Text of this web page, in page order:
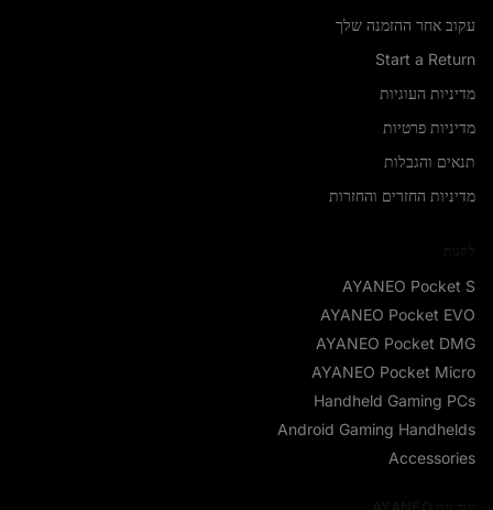
עקוב אחר ההזמנה שלך
Start a Return
מדיניות העוגיות
מדיניות פרטיות
תנאים והגבלות
מדיניות החזרים והחזרות
AYANEO Pocket S
AYANEO Pocket EVO
AYANEO Pocket DMG
AYANEO Pocket Micro
Handheld Gaming PCs
Android Gaming Handhelds
Accessories